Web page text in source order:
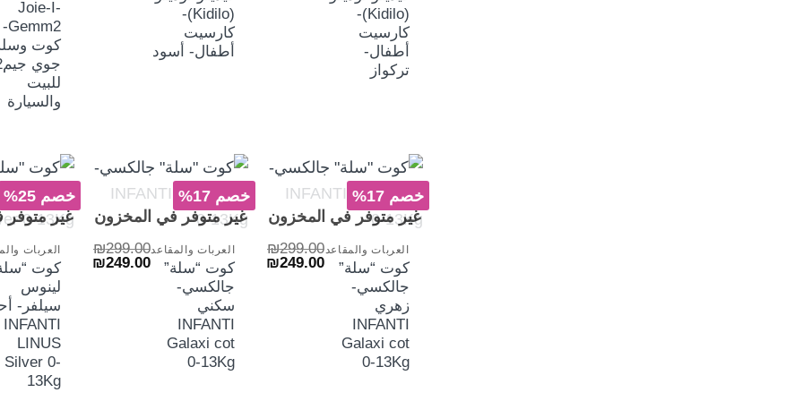
(Kidilo)-
كارسيت
أطفال-
تركواز
(Kidilo)-
كارسيت
أطفال- أسود
Joie-I-
Gemm2-
كوت
للبيت
والسيارة
خصم 17%
غير متوفر في المخزون
العربات والمقاعد
كوت “سلة”
جالكسي-
زهري
INFANTI
Galaxi cot
0-13Kg
₪299.00
السعر ₪249.00
السعر
الحالي
خصم 17%
غير متوفر في المخزون
العربات والمقاعد
كوت “سلة”
جالكسي-
سكني
INFANTI
Galaxi cot
0-13Kg
₪299.00
السعر ₪249.00
السعر
الحالي
خصم 25%
غير
العربات
كوت
لينوس
سيلفر-
INFANTI
LINUS
Silver 0-
13Kg